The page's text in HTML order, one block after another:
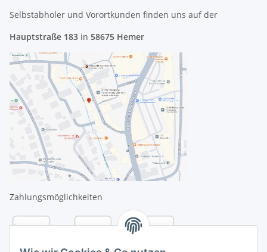
Selbstabholer und Vorortkunden finden uns auf der
Hauptstraße 183 in 58675 Hemer
Zahlungsmöglichkeiten